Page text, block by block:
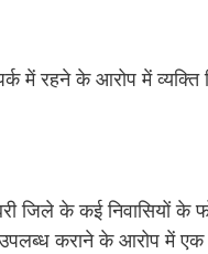
जिले के कई निवासियों
कराने के आरोप में एक